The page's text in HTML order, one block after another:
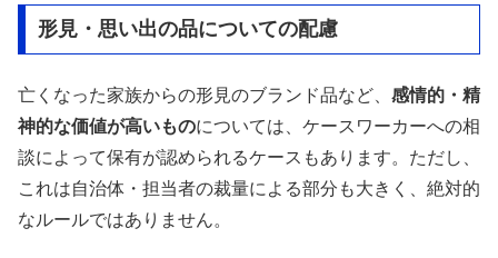
形見・思い出の品についての配慮
亡くなった家族からの形見のブランド品など、 感情的・精
神的な価値が高いものについては、ケースワーカーへの相
談によって保有が認められるケースもあります。ただし、
これは自治体・担当者の裁量による部分も大きく、絶対的
なルールではありません。